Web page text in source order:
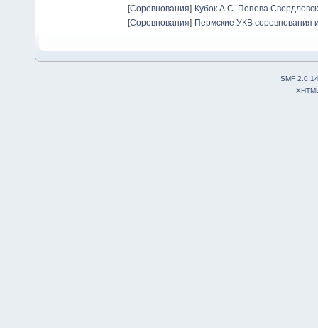
[Соревнования] Кубок А.С. Попова
[Соревнования] Пермские УКВ соревнования
SMF 2.0.14